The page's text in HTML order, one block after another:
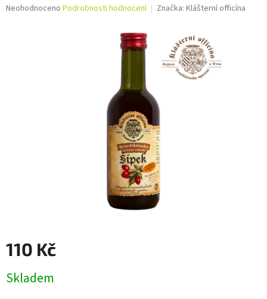
Průměrné
Neohodnoceno Podrobnosti hodnocení Značka: Klášterní officína
110 Kč
cena:
Skladem